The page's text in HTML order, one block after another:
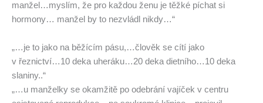
manžel…myslím, že pro každou ženu je těžké píchat si
hormony… manžel by to nezvládl nikdy…“
„…je to jako na běžícím pásu,…člověk se cítí jako
v řeznictví…10 deka uheráku…20 deka dietního…10 deka
slaniny..“
„…u manželky se okamžitě po odebrání vajíček v centru